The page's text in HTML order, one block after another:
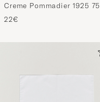
Creme Pommadier 1925 75
ml Neutral
22€